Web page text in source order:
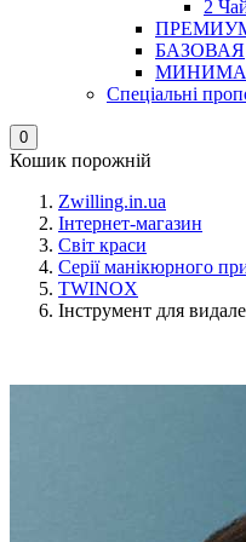
2
БАЗОВАЯ
Спеціальні
0
Кошик порожній
Zwilling.in.ua
Інтернет-магазин
Світ краси
Серії манікюрного
TWINOX
Інструмент для